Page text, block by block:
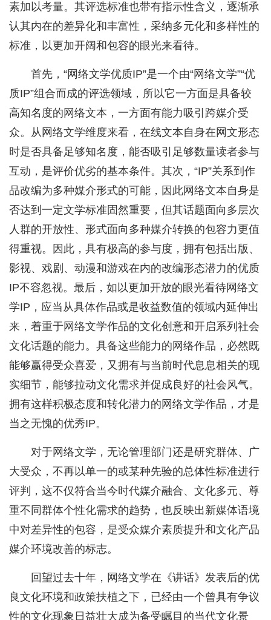
素加以考量。其评选标准也带有指示性含义，逐渐承
认其内在的差异化和丰富性，采纳多元化和多样性的
标准，以更加开阔和包容的眼光来看待。
首先，“网络文学优质IP”是一个由“网络文学”“优
质IP”组合而成的评选领域，所以它一方面是具备较
高知名度的网络文本，一方面有能力吸引跨媒介受
众。从网络文学维度来看，在线文本自身在网文形态
时是否具备足够知名度，能否吸引足够数量读者参与
互动，是评价优劣的基本条件。其次，“IP”关系到作
品改编为多种媒介形式的可能，因此网络文本自身是
否达到一定文学标准固然重要，但其话题面向多层次
人群的开放性、形式面向多种媒介转换的包容力更值
得重视。因此，具有极高的参与度，拥有包括出版、
影视、戏剧、动漫和游戏在内的改编形态潜力的优质
IP不容忽视。最后，如以更加开放的眼光看待网络文
学IP，应当从具体作品或是收益数值的领域内延伸出
来，着重于网络文学作品的文化创意和开启系列社会
文化话题的能力。具备这些能力的网络作品，必然既
能够赢得受众喜爱，又拥有与当前时代息息相关的现
实细节，能够拉动文化需求并促成良好的社会风气。
拥有这样积极态度和转化潜力的网络文学作品，才是
当之无愧的优秀IP。
对于网络文学，无论管理部门还是研究群体、广
大受众，不再以单一的或某种先验的总体性标准进行
评判，这不仅符合当今时代媒介融合、文化多元、尊
重不同群体个性化需求的趋势，也反映出新媒体语境
中对差异性的包容，是受众媒介素质提升和文化产品
媒介环境改善的标志。
回望过去十年，网络文学在《讲话》发表后的优
良文化环境和政策扶植之下，已经由一个曾具有争议
性的文化现象日益壮大成为备受瞩目的当代文化景